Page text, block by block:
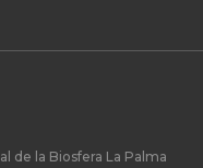
de la Biosfera La Palma